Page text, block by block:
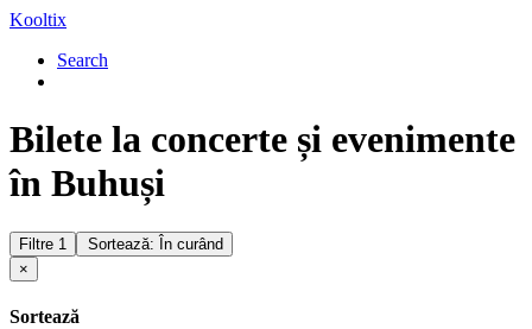
Kooltix
Search
Bilete la concerte și evenimente
în Buhuși
Filtre 1
Sortează: În curând
×
Sortează